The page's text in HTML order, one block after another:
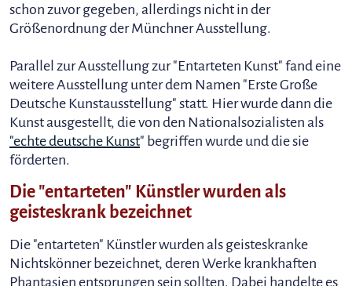
schon zuvor gegeben, allerdings nicht in der
Größenordnung der Münchner Ausstellung.
Parallel zur Ausstellung zur "Entarteten Kunst" fand eine
weitere Ausstellung unter dem Namen "Erste Große
Deutsche Kunstausstellung" statt. Hier wurde dann die
Kunst ausgestellt, die von den Nationalsozialisten als
"echte deutsche Kunst" begriffen wurde und die sie
förderten.
Die "entarteten" Künstler wurden als
geisteskrank bezeichnet
Die "entarteten" Künstler wurden als geisteskranke
Nichtskönner bezeichnet, deren Werke krankhaften
Phantasien entsprungen sein sollten. Dabei handelte es